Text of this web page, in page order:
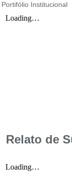
Portifólio Institucional
Relato de